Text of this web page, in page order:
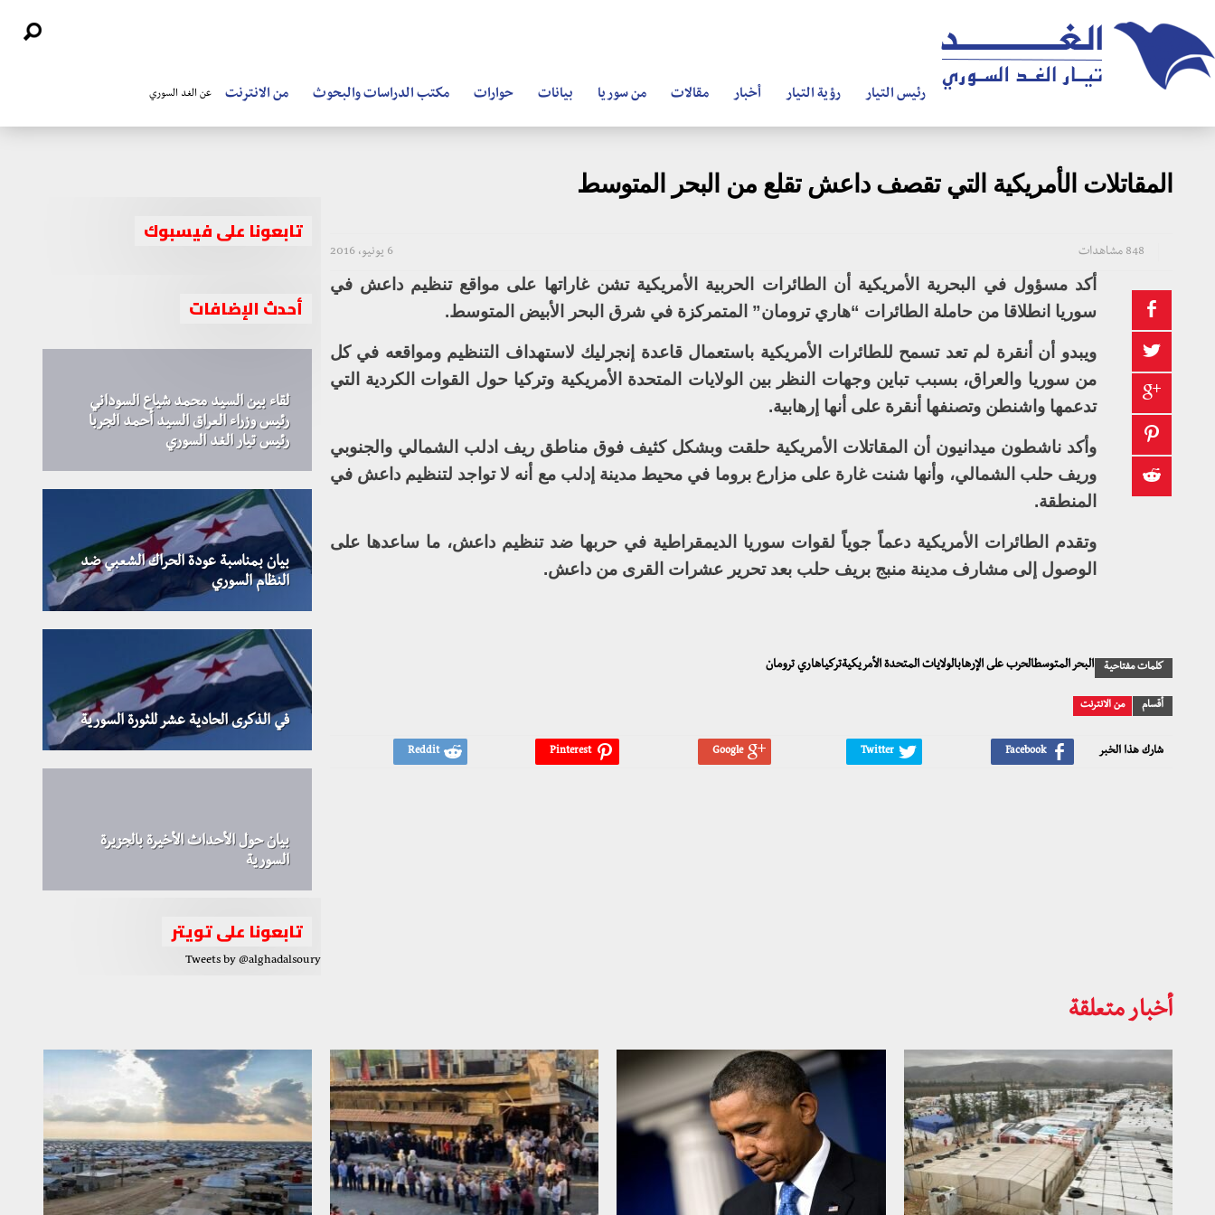
رئيس التيار رؤية التيار أخبار مقالات من سوريا بيانات حوارات مكتب الدراسات والبحوث من الانترنت عن الغد السوري
المقاتلات الأمريكية التي تقصف داعش تقلع من البحر المتوسط
6 يونيو، 2016 848 مشاهدات
أكد مسؤول في البحرية الأمريكية أن الطائرات الحربية الأمريكية تشن غاراتها على مواقع تنظيم داعش في
سوريا انطلاقا من حاملة الطائرات “هاري ترومان” المتمركزة في شرق البحر الأبيض المتوسط.
ويبدو أن أنقرة لم تعد تسمح للطائرات الأمريكية باستعمال قاعدة إنجرليك لاستهداف التنظيم ومواقعه في كل
من سوريا والعراق، بسبب تباين وجهات النظر بين الولايات المتحدة الأمريكية وتركيا حول القوات الكردية التي
تدعمها واشنطن وتصنفها أنقرة على أنها إرهابية.
وأكد ناشطون ميدانيون أن المقاتلات الأمريكية حلقت وبشكل كثيف فوق مناطق ريف ادلب الشمالي والجنوبي
وريف حلب الشمالي، وأنها شنت غارة على مزارع بروما في محيط مدينة إدلب مع أنه لا تواجد لتنظيم داعش في
المنطقة.
وتقدم الطائرات الأمريكية دعماً جوياً لقوات سوريا الديمقراطية في حربها ضد تنظيم داعش، ما ساعدها على
الوصول إلى مشارف مدينة منبج بريف حلب بعد تحرير عشرات القرى من داعش.
كلمات مفتاحية البحر المتوسطالحرب على الإرهابالولايات المتحدة الأمريكيةتركياهاري ترومان
أقسام من الانترنت
شارك هذا الخبر
تابعونا على فيسبوك
أحدث الإضافات
لقاء بين السيد محمد شياع السوداني
رئيس وزراء العراق السيد أحمد الجربا
رئيس تيار الغد السوري
بيان بمناسبة عودة الحراك الشعبي ضد
النظام السوري
في الذكرى الحادية عشر للثورة السورية
بيان حول الأحداث الأخيرة بالجزيرة
السورية
تابعونا على تويتر
Tweets by @alghadalsoury
أخبار متعلقة